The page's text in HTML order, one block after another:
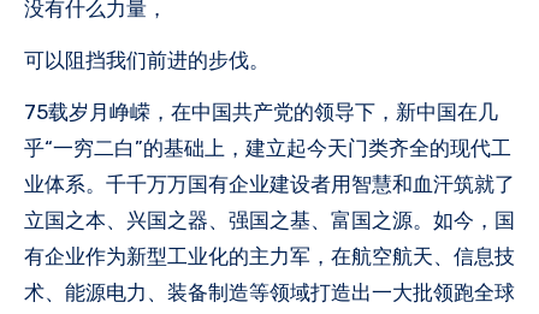
没有什么力量，
可以阻挡我们前进的步伐。
75载岁月峥嵘，在中国共产党的领导下，新中国在几
乎“一穷二白”的基础上，建立起今天门类齐全的现代工
业体系。千千万万国有企业建设者用智慧和血汗筑就了
立国之本、兴国之器、强国之基、富国之源。如今，国
有企业作为新型工业化的主力军，在航空航天、信息技
术、能源电力、装备制造等领域打造出一大批领跑全球